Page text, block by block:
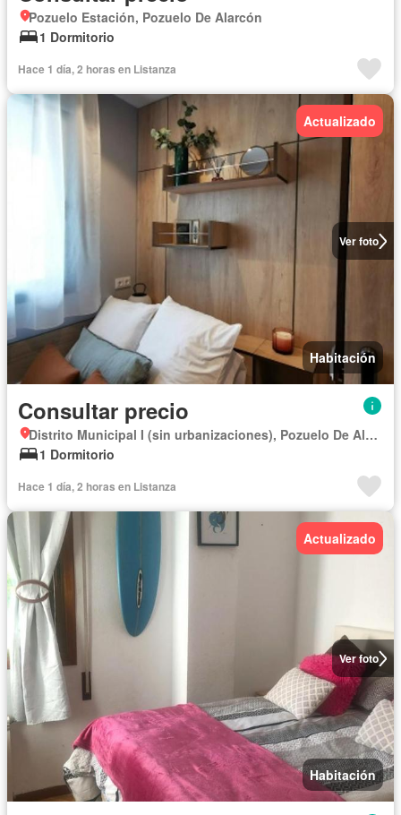
Pozuelo Estación, Pozuelo De Alarcón
1 Dormitorio
Hace 1 día, 2 horas en Listanza
Ver foto
Actualizado
Habitación
Consultar precio
Distrito Municipal I (sin urbanizaciones), Pozuelo De Alarcón
1 Dormitorio
Hace 1 día, 2 horas en Listanza
Ver foto
Actualizado
Habitación